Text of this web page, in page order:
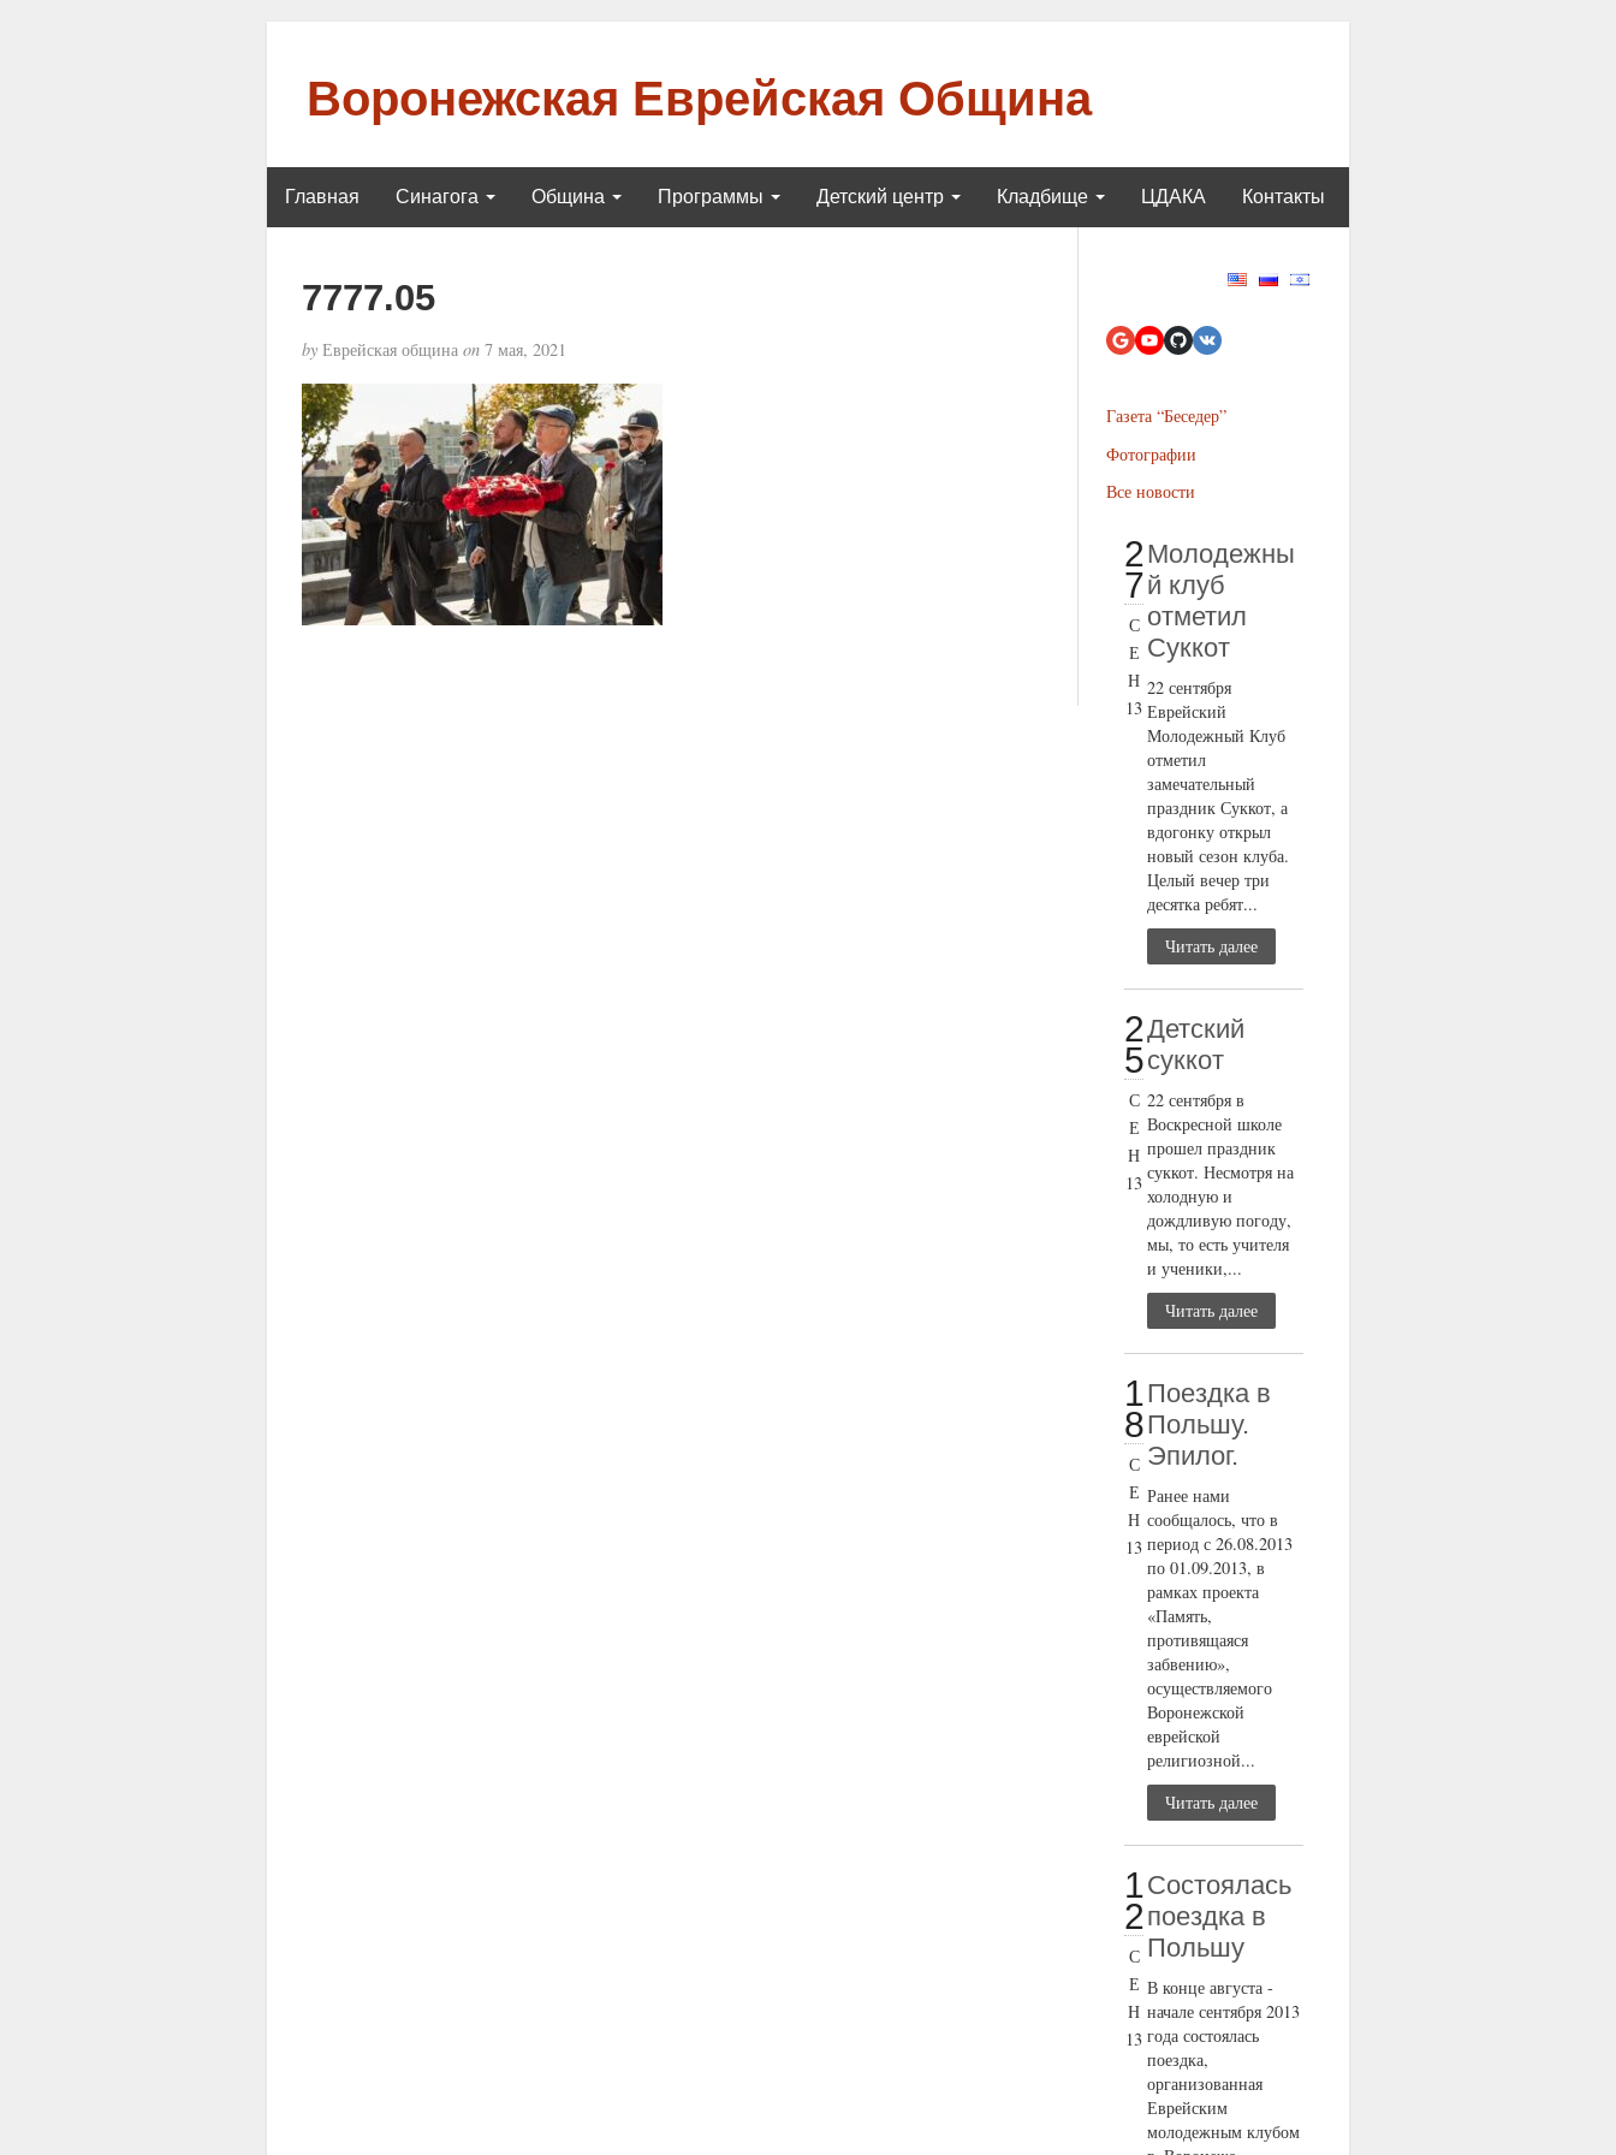
Воронежская Еврейская Община
Главная Синагога Община Программы Детский центр Кладбище ЦДАКА Контакты
7777.05
byЕврейская община on7 мая, 2021
Газета “Беседер”
Фотографии
Все новости
2
7
С
Е
Н
13
Молодежны
й клуб
отметил
Суккот
22 сентября
Еврейский
Молодежный Клуб
отметил
замечательный
праздник Суккот, а
вдогонку открыл
новый сезон клуба.
Целый вечер три
десятка ребят...
Читать далее
2
5
С
Е
Н
13
Детский
суккот
22 сентября в
Воскресной школе
прошел праздник
суккот. Несмотря на
холодную и
дождливую погоду,
мы, то есть учителя
и ученики,...
Читать далее
1
8
С
Е
Н
13
Поездка в
Польшу.
Эпилог.
Ранее нами
сообщалось, что в
период с 26.08.2013
по 01.09.2013, в
рамках проекта
«Память,
противящаяся
забвению»,
осуществляемого
Воронежской
еврейской
религиозной...
Читать далее
1
2
С
Е
Н
13
Состоялась
поездка в
Польшу
В конце августа -
начале сентября 2013
года состоялась
поездка,
организованная
Еврейским
молодежным клубом